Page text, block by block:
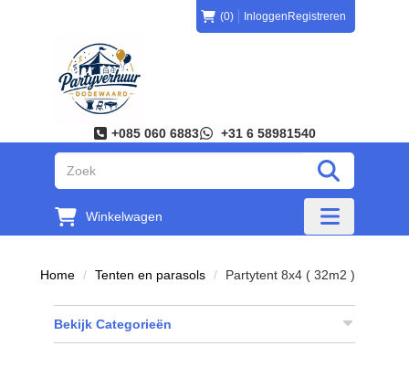
(0) Inloggen Registreren
+085 060 6883 +31 6 58981540
"Zoeken
Winkelwagen
"Toggle
Home Tenten en parasols Partytent 8x4 ( 32m2 )
Bekijk Categorieën